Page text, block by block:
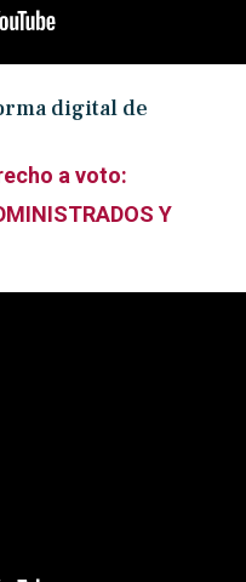
digital de
a voto:
Y